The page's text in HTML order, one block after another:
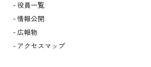
役員一覧
情報公開
広報物
アクセスマップ